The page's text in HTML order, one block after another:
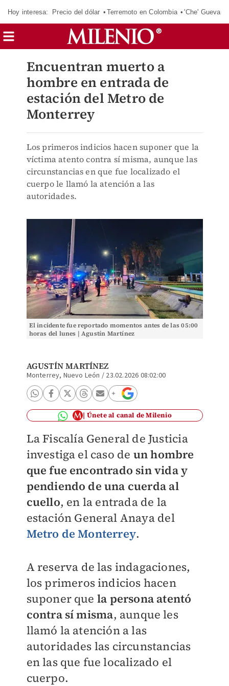
Hoy interesa: Precio del dólar Terremoto en Colombia 'Che' Guevara
Encuentran muerto a
hombre en entrada de
estación del Metro de
Monterrey
Los primeros indicios hacen suponer que la
víctima atento contra sí misma, aunque las
circunstancias en que fue localizado el
cuerpo le llamó la atención a las
autoridades.
El incidente fue reportado momentos antes de las 05:00
horas del lunes | Agustín Martínez
AGUSTÍN MARTÍNEZ
Monterrey, Nuevo León / 23.02.2026 08:02:00
Únete al canal de Milenio
La Fiscalía General de Justicia
investiga el caso de un hombre
que fue encontrado sin vida y
pendiendo de una cuerda al
cuello, en la entrada de la
estación General Anaya del
Metro de Monterrey.
A reserva de las indagaciones,
los primeros indicios hacen
suponer que la persona atentó
contra sí misma, aunque les
llamó la atención a las
autoridades las circunstancias
en las que fue localizado el
cuerpo.